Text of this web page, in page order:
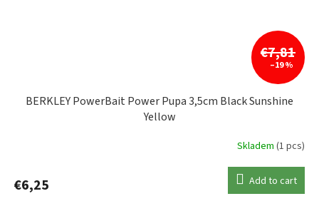
€7,81
–19 %
BERKLEY PowerBait Power Pupa 3,5cm Black Sunshine
Yellow
Skladem (1 pcs)
€6,25 Add to cart